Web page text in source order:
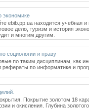
экономике
ebib.pp.ua находится
дело, туризм и история
и многим другим.
социологии и праву
по таким дисциплинам, как
по информатике и
Покрытие золотом 18
и окисления. Глубина